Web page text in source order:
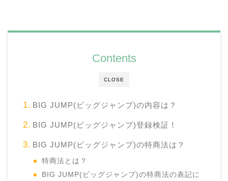
CLOSE
Contents
BIG JUMP(ビッグジャンプ)の内容は？
BIG JUMP(ビッグジャンプ)登録検証！
BIG JUMP(ビッグジャンプ)の特商法は？
特商法とは？
BIG JUMP(ビッグジャンプ)の特商法の表記に